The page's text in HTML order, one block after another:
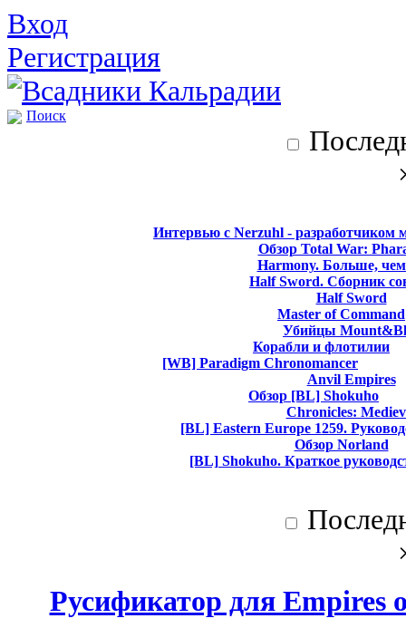
Вход
Регистрация
Поиск
Интервью с Nerzuhl - разработчиком
Обзор Total War:
Harmony. Больше,
Half Sword. Сборник
Half Sword
Master of Command
Убийцы
Корабли и флотилии
[WB] Paradigm Chronomancer
Anvil Empires
Обзор [BL] Shokuho
Chronicles:
[BL] Eastern Europe 1259.
Обзор Norland
[BL] Shokuho. Краткое
Русификатор для Empires